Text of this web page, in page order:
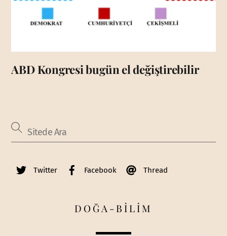
ABD Kongresi bugün el değiştirebilir
Twitter Facebook Thread
DOĞA-BİLİM